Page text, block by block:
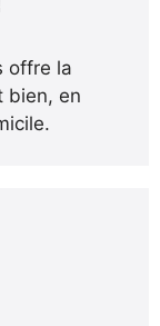
offre la
bien, en